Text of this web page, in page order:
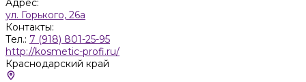
ул. Горького, 26а
Контакты:
Тел.: 7 (918) 801-25-95
http://kosmetic-profi.ru/
Краснодарский край